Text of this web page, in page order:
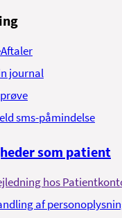
journal
sms-påmindelse
som patient
hos
af